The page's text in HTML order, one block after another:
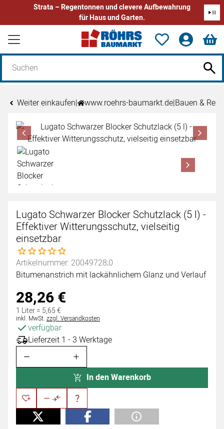
Strata – Regentonnen und clevere Aufbewahrung
für Haus und Garten.
Zum Hauptinhalt springen
Weiter einkaufen| www.roehrs-baumarkt.de|Bauen &
Produktgalerie
Zur Kaufbox springen
Lugato Schwarzer Blocker Schutzlack (5 l) -
Effektiver Witterungsschutz, vielseitig
einsetzbar
Noch keine Bewertungen abgegeben
Artikelnummer: 20049728;0
Bitumenanstrich mit lackähnlichem Glanz und Verlauf
28,26€
1 Liter = 5,65€
Steuerhinweis:
inkl. MwSt. zzgl. Versandkosten
verfügbar
Lieferzeit 1 - 3 Werktage
In den Warenkorb